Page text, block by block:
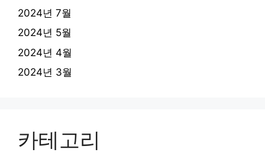
2024년 7월
2024년 5월
2024년 4월
2024년 3월
카테고리